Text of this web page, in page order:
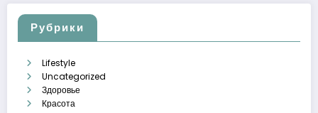
Рубрики
Lifestyle
Uncategorized
Здоровье
Красота